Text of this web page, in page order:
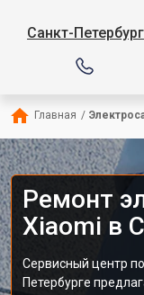
Санкт-Петербург
Главная /
Ремонт
Xiaomi в
Сервисный центр
Петербурге